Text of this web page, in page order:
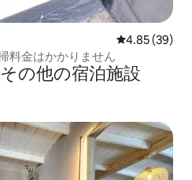
レビュー39
4.85 (39)
料金はかかりません
の他の宿泊施設